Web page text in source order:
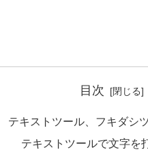
目次
テキストツール、フキダシ
テキストツールで文字を